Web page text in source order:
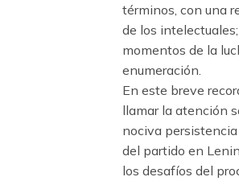
términos, con una
de los
momentos de la
enumeración.
En este breve
llamar la atención
nociva
del partido en
los desafíos del